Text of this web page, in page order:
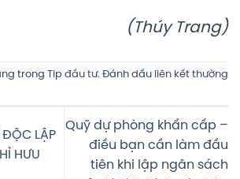
(Thúy Trang)
trong Tip đầu tư. Đánh dấu liên kết thường
ĐỘC LẬP
HƯU
Quỹ dự phòng khẩn cấp –
điều bạn cần làm đầu
tiên khi lập ngân sách